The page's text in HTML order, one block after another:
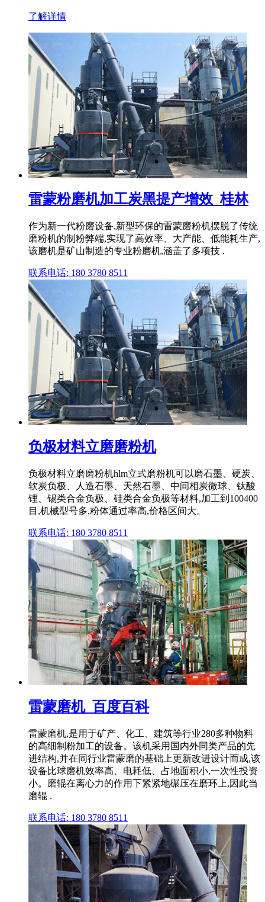
了解详情
雷蒙粉磨机加工炭黑提产增效_桂林
作为新一代粉磨设备,新型环保的雷蒙磨粉机摆脱了传统
磨粉机的制粉弊端,实现了高效率、大产能、低能耗生产,
该磨机是矿山制造的专业粉磨机,涵盖了多项技 .
联系电话: 180 3780 8511
负极材料立磨磨粉机
负极材料立磨磨粉机hlm立式磨粉机可以磨石墨、硬炭、
软炭负极、人造石墨、天然石墨、中间相炭微球、钛酸
锂、锡类合金负极、硅类合金负极等材料,加工到100400
目,机械型号多,粉体通过率高,价格区间大。
联系电话: 180 3780 8511
雷蒙磨机_百度百科
雷蒙磨机,是用于矿产、化工、建筑等行业280多种物料
的高细制粉加工的设备。该机采用国内外同类产品的先
进结构,并在同行业雷蒙磨的基础上更新改进设计而成,该
设备比球磨机效率高、电耗低、占地面积小,一次性投资
小。磨辊在离心力的作用下紧紧地碾压在磨环上,因此当
磨辊 .
联系电话: 180 3780 8511